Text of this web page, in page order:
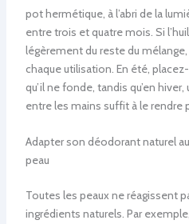
pot hermétique, à l’abri de la
entre trois et quatre mois. Si
légèrement du reste du
chaque utilisation. En été,
qu’il ne fonde, tandis qu’en
entre les mains suffit à le rendre
Adapter son déodorant naturel
peau
Toutes les peaux ne réagissent
ingrédients naturels. Par